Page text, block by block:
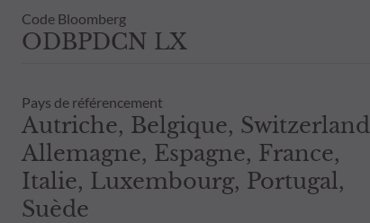
Code Bloomberg
ODBPDCN LX
Pays de référencement
Autriche, Belgique,
Allemagne, Espagne, France,
Italie, Luxembourg, Portugal,
Suède